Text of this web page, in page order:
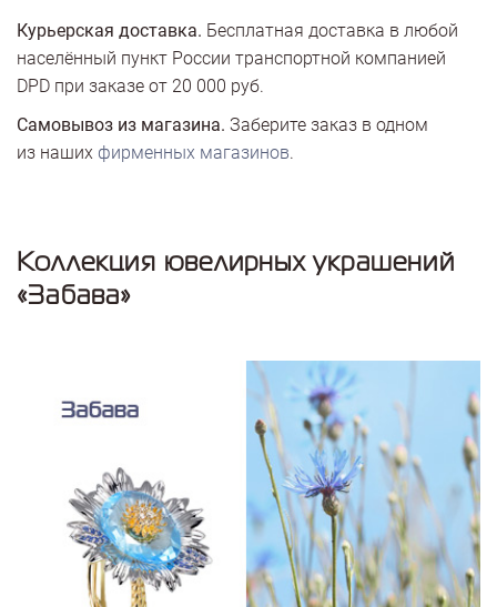
Курьерская доставка. Бесплатная доставка в любой
населённый пункт России транспортной компанией
DPD при заказе от 20 000 руб.
Самовывоз из магазина. Заберите заказ в одном
из наших фирменных магазинов.
Коллекция ювелирных украшений
«Забава»